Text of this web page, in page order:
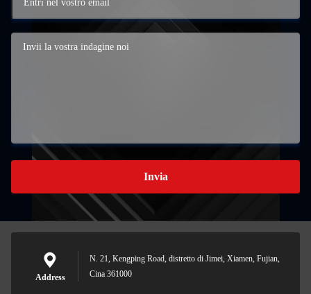
Invia
Address
N. 21, Kengping Road, distretto di Jimei, Xiamen, Fujian,
Cina 361000